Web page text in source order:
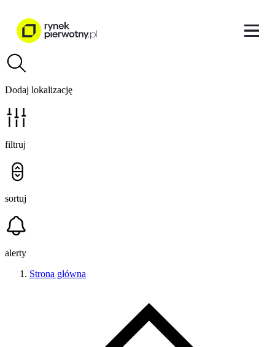
Dodaj lokalizację
filtruj
sortuj
alerty
Strona główna